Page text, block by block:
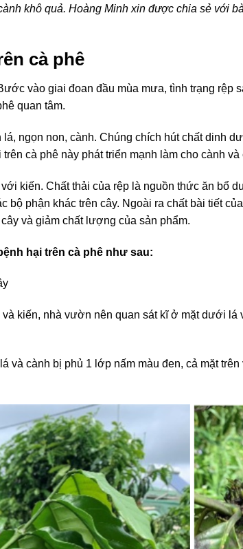
khô quả. Hoàng Minh xin được chia sẻ với
cà phê
vào giai đoan đầu mùa mưa, tình trạng rệp
quan tâm.
ngọn non, cành. Chúng chích hút chất dinh
cà phê này phát triển mạnh làm cho cành và
kiến. Chất thải của rệp là nguồn thức ăn bổ
phận khác trên cây. Ngoài ra chất bài tiết
và giảm chất lượng của sản phẩm.
hại trên cà phê như sau:
kiến, nhà vườn nên quan sát kĩ ở mặt dưới lá
và cành bị phủ 1 lớp nấm màu đen, cả mặt